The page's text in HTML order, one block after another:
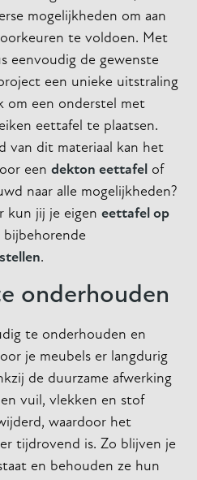
mogelijkheden om aan
te voldoen. Met
eenvoudig de gewenste
een unieke uitstraling
om een onderstel met
eettafel te plaatsen.
van dit materiaal kan het
een dekton eettafel of
naar alle mogelijkheden?
kun jij je eigen eettafel op
bijbehorende
.
onderhouden
te onderhouden en
je meubels er langdurig
de duurzame afwerking
vuil, vlekken en stof
waardoor het
tijdrovend is. Zo blijven je
en behouden ze hun